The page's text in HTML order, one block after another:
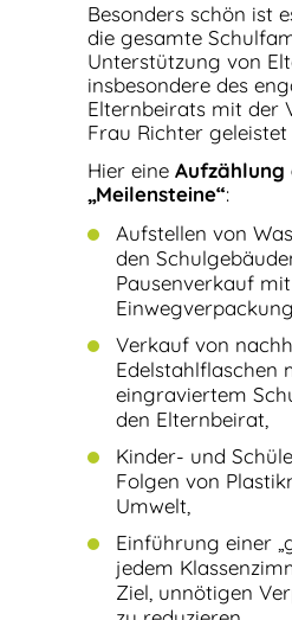
Besonders schön ist
die gesamte
Unterstützung von
insbesondere des
Elternbeirats mit der
Frau Richter geleistet
Hier eine Aufzählung
„Meilensteine“:
Aufstellen von
den
Pausenverkauf
Verkauf von
Edelstahlflaschen
eingraviertem
den Elternbeirat,
Kinder- und
Folgen von
Umwelt,
Einführung einer
jedem
Ziel, unnötigen